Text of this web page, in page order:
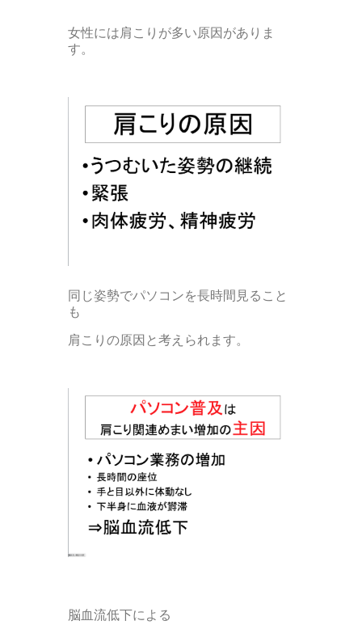
女性には肩こりが多い原因がありま
す。
同じ姿勢でパソコンを長時間見ること
も
肩こりの原因と考えられます。
脳血流低下による